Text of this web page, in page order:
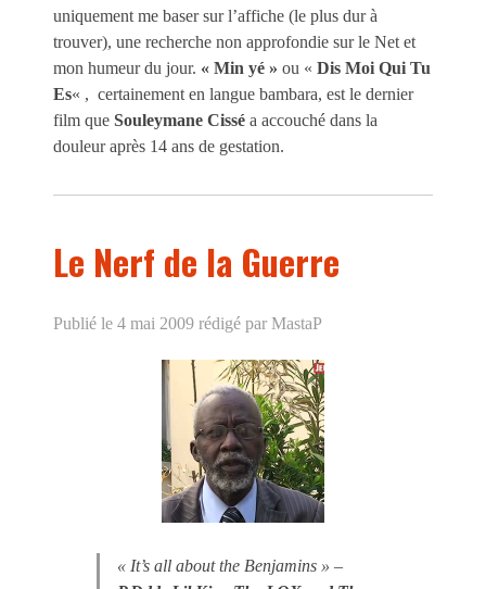
uniquement me baser sur l’affiche (le plus dur à
trouver), une recherche non approfondie sur le Net et
mon humeur du jour. « Min yé » ou « Dis Moi Qui Tu
Es« , certainement en langue bambara, est le dernier
film que Souleymane Cissé a accouché dans la
douleur après 14 ans de gestation.
Le Nerf de la Guerre
Publié le 4 mai 2009 rédigé par MastaP
« It’s all about the Benjamins » –